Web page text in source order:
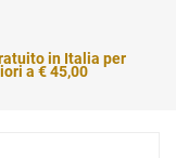
in Italia per
a € 45,00